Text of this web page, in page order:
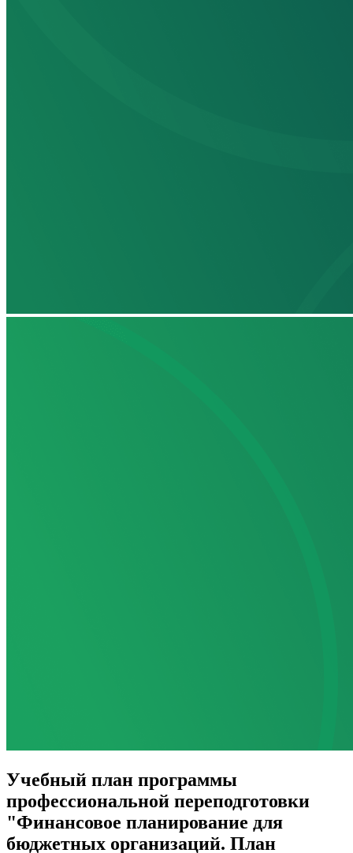
Учебный план программы
профессиональной переподготовки
"Финансовое планирование для
бюджетных организаций. План